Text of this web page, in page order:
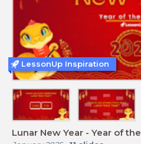
Lunar New Year - Year of
LessonUp Inspiration